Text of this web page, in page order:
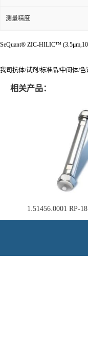
测量精度
SeQuant® ZIC-HILIC™
我司抗体/试剂/标准品/中间体/
相关产品：
1.51456.0001 RP-